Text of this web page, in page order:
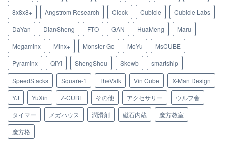
8x8x8+
Angstrom Research Clock Cubicle
Cubicle Labs
DaYan
DianSheng FTO GAN HuaMeng
Maru
Megaminx
Minx+ Monster Go MoYu
MsCUBE
Pyraminx
QiYi ShengShou Skewb
smartship
SpeedStacks
Square-1 TheValk Vin Cube
X-Man Design
YJ
YuXin Z-CUBE その他 アクセサリー
ウルフ舎
タイマー
メガハウス 潤滑剤 磁石内蔵
魔方教室
魔方格